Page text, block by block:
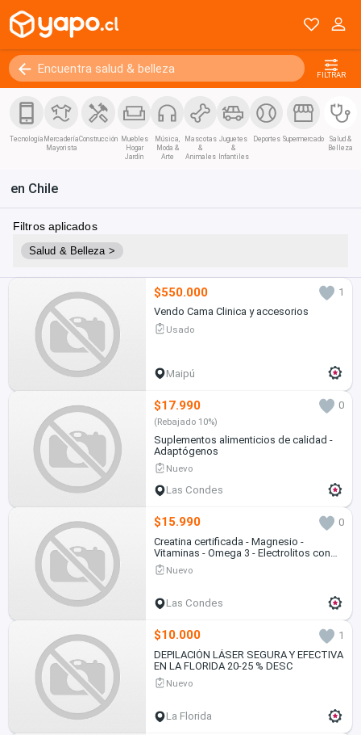
FILTRAR
Tecnología Mercadería
Mayorista
Construcción Muebles
Hogar
Jardín
Música,
Moda &
Arte
Mascotas
&
Animales
Juguetes
&
Infantiles
Deportes Supermercado
Salud &
Belleza
en Chile
Filtros aplicados
Salud & Belleza >
$550.000
1
Vendo Cama Clinica y accesorios
Usado
Maipú
$17.990 0
(Rebajado 10%)
Suplementos alimenticios de calidad -
Adaptógenos
Nuevo
Las Condes
$15.990
0
Creatina certificada - Magnesio -
Vitaminas - Omega 3 - Electrolitos con
sal de mar
Nuevo
Las Condes
$10.000
1
DEPILACIÓN LÁSER SEGURA Y EFECTIVA
EN LA FLORIDA 20-25 % DESC
Nuevo
La Florida